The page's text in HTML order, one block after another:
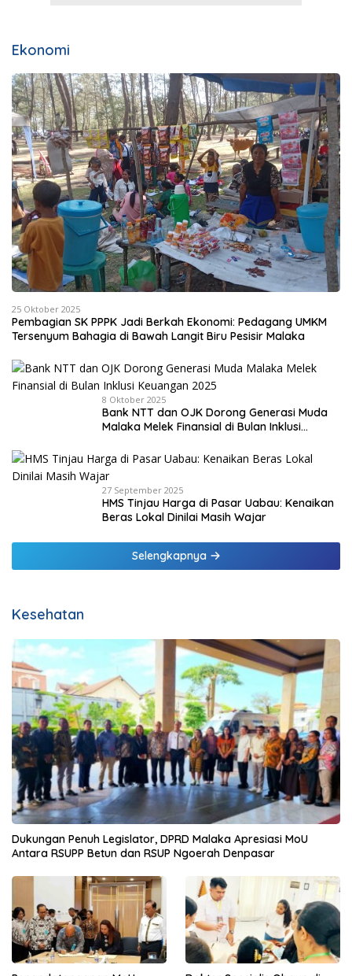
Ekonomi
25 Oktober 2025
Pembagian SK PPPK Jadi Berkah Ekonomi: Pedagang UMKM
Tersenyum Bahagia di Bawah Langit Biru Pesisir Malaka
8 Oktober 2025
Bank NTT dan OJK Dorong Generasi Muda
Malaka Melek Finansial di Bulan Inklusi
27 September 2025
HMS Tinjau Harga di Pasar Uabau: Kenaikan
Beras Lokal Dinilai Masih Wajar
Selengkapnya
Kesehatan
Dukungan Penuh Legislator, DPRD Malaka Apresiasi MoU
Antara RSUPP Betun dan RSUP Ngoerah Denpasar